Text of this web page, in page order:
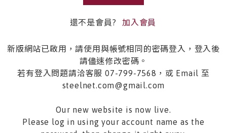
還不是會員? 加入會員
新版網站已啟用，請使用與帳號相同的密碼登入，登入後
請儘速修改密碼。
若有登入問題請洽客服 07-799-7568，或 Email 至
steelnet.com@gmail.com
Our new website is now live.
Please log in using your account name as the